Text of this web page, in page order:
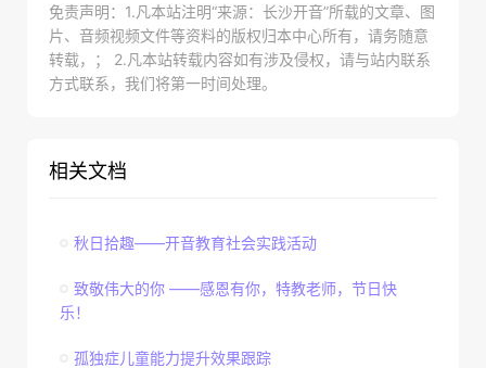
免责声明：1.凡本站注明“来源：长沙开音”所载的文章、图
片、音频视频文件等资料的版权归本中心所有，请务随意
转载，； 2.凡本站转载内容如有涉及侵权，请与站内联系
方式联系，我们将第一时间处理。
相关文档
秋日拾趣——开音教育社会实践活动
致敬伟大的你 ——感恩有你，特教老师，节日快
乐！
孤独症儿童能力提升效果跟踪